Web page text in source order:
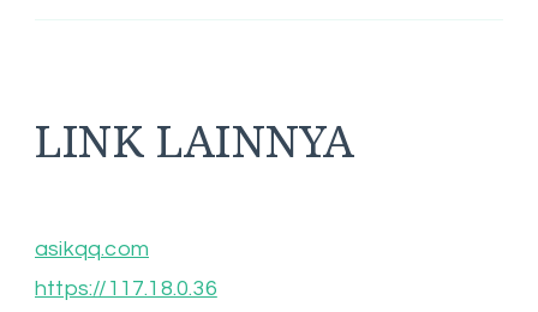
LINK LAINNYA
asikqq.com
https://117.18.0.36